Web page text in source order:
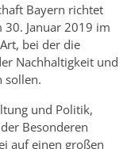
Bayern richtet
Januar 2019 im
bei der die
Nachhaltigkeit und
sollen.
und Politik,
Besonderen
auf einen großen